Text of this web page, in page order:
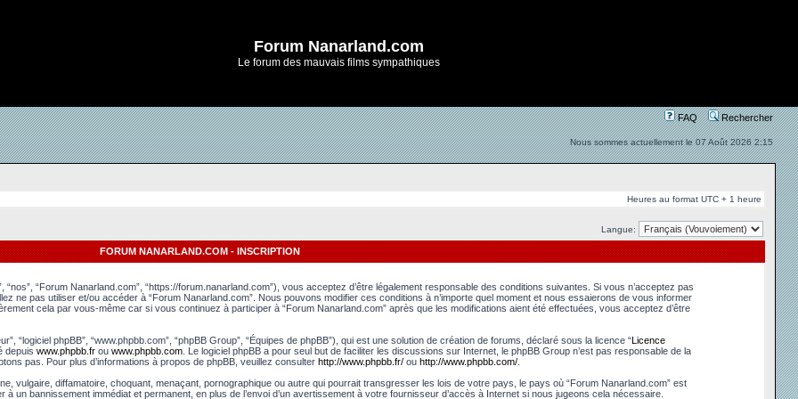
Forum Nanarland.com
Le forum des mauvais films sympathiques
FAQ Rechercher
Nous sommes actuellement le 07 Août 2026 2:15
Heures au format UTC + 1 heure
Langue:
FORUM NANARLAND.COM - INSCRIPTION
“nos”, “Forum Nanarland.com”, “https://forum.nanarland.com”), vous acceptez d’être légalement responsable des conditions suivantes. Si vous n’acceptez pas
ne pas utiliser et/ou accéder à “Forum Nanarland.com”. Nous pouvons modifier ces conditions à n’importe quel moment et nous essaierons de vous informer
cela par vous-même car si vous continuez à participer à “Forum Nanarland.com” après que les modifications aient été effectuées, vous acceptez d’être
“logiciel phpBB”, “www.phpbb.com”, “phpBB Group”, “Équipes de phpBB”), qui est une solution de création de forums, déclaré sous la licence “Licence
depuis www.phpbb.frou www.phpbb.com. Le logiciel phpBB a pour seul but de faciliter les discussions sur Internet, le phpBB Group n’est pas responsable de la
pas. Pour plus d’informations à propos de phpBB, veuillez consulter http://www.phpbb.fr/ou http://www.phpbb.com/.
vulgaire, diffamatoire, choquant, menaçant, pornographique ou autre qui pourrait transgresser les lois de votre pays, le pays où “Forum Nanarland.com” est
un bannissement immédiat et permanent, en plus de l’envoi d’un avertissement à votre fournisseur d’accès à Internet si nous jugeons cela nécessaire.